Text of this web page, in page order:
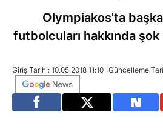
Olympiakos'ta
futbolcuları hakkında
Giriş Tarihi: 10.05.2018 11:10 Güncelleme